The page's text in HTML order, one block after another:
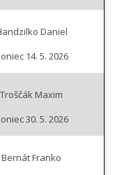
Daniel
14. 5. 2026
Troščák Maxim
30. 5. 2026
Bernát Franko